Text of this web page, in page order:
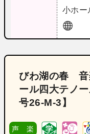
小ホー
びわ湖の春 音
ール四大テノ
号26‐M‐3】
声 楽